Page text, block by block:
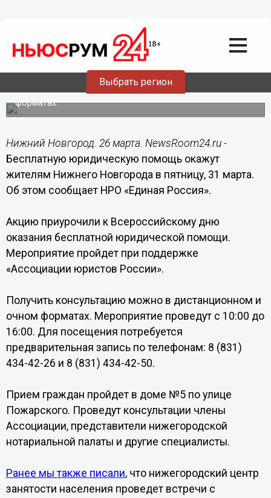
Выбрать регион
26.03.202316:20
Бесплатную юридическую помощь
окажут в Нижнем Новгороде 31 марта
Консультации пройдут в очном и дистанционном
форматах.
Нижний Новгород. 26 марта. NewsRoom24.ru -
Бесплатную юридическую помощь окажут
жителям Нижнего Новгорода в пятницу, 31 марта.
Об этом сообщает НРО «Единая Россия».
Акцию приурочили к Всероссийскому дню
оказания бесплатной юридической помощи.
Мероприятие пройдет при поддержке
«Ассоциации юристов России».
Получить консультацию можно в дистанционном и
очном форматах. Мероприятие проведут с 10:00 до
16:00. Для посещения потребуется
предварительная запись по телефонам: 8 (831)
434-42-26 и 8 (831) 434-42-50.
Прием граждан пройдет в доме №5 по улице
Пожарского. Проведут консультации члены
Ассоциации, представители нижегородской
нотариальной палаты и другие специалисты.
Ранее мы также писали, что нижегородский центр
занятости населения проведет встречи с